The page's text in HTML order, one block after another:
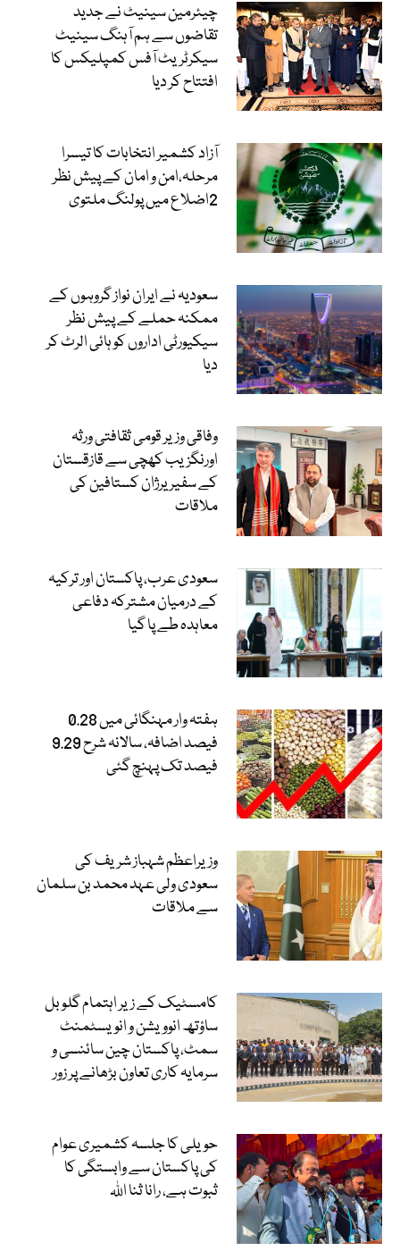
چیئرمین سینیٹ نے جدید
تقاضوں سے ہم آہنگ سینیٹ
سیکرٹریٹ آفس کمپلیکس کا
افتتاح کر دیا
آزاد کشمیر انتخابات کا تیسرا
مرحلہ،امن و امان کے پیش نظر
2اضلاع میں پولنگ ملتوی
سعودیہ نے ایران نواز گروہوں کے
ممکنہ حملے کے پیش نظر
سیکیورٹی اداروں کو ہائی الرٹ کر
دیا
وفاقی وزیر قومی ثقافتی ورثہ
اورنگزیب کھچی سے قازقستان
کے سفیر یرژان کستافین کی
ملاقات
سعودی عرب، پاکستان اور ترکیہ
کے درمیان مشترکہ دفاعی
معاہدہ طے پا گیا
ہفتہ وار مہنگائی میں 0.28
فیصد اضافہ، سالانہ شرح 9.29
فیصد تک پہنچ گئی
وزیراعظم شہباز شریف کی
سعودی ولی عہد محمد بن سلمان
سے ملاقات
کامسٹیک کے زیر اہتمام گلوبل
ساؤتھ انوویشن و انویسٹمنٹ
سمٹ، پاکستان چین سائنسی و
سرمایہ کاری تعاون بڑھانے پر زور
حویلی کا جلسہ کشمیری عوام
کی پاکستان سے وابستگی کا
ثبوت ہے، رانا ثنا اللہ